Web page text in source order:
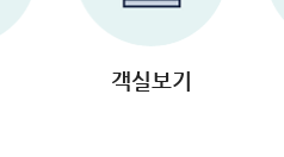
객실보기